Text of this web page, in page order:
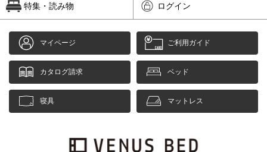
特集・読み物 ログイン
マイページ ご利用ガイド
カタログ請求 ベッド
寝具 マットレス